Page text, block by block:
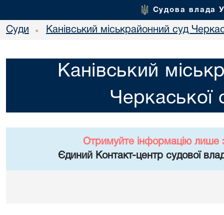
Судова влада
Суди • Канівський міськрайонний суд
Канівський
Черкаської
Отримуйте інформацію лише
Єдиний Контакт-центр судової